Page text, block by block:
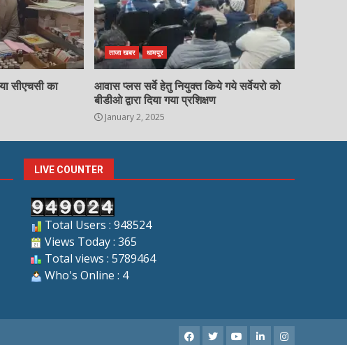
सीएचसी का
ताजा खबर धामपुर
आवास प्लस सर्वे हेतु नियुक्त किये गये सर्वेयरो को
बीडीओ द्वारा दिया गया प्रशिक्षण
January 2, 2025
LIVE COUNTER
Total Users : 948524
Views Today : 365
Total views : 5789464
Who's Online : 4
Facebook
X YoutubeLinkedInInstagram